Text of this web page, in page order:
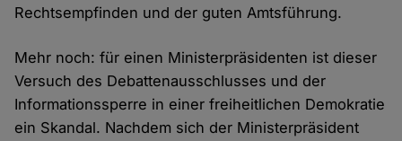
Rechtsempfinden und der guten Amtsführung.
Mehr noch: für einen Ministerpräsidenten ist dieser
Versuch des Debattenausschlusses und der
Informationssperre in einer freiheitlichen Demokratie
ein Skandal. Nachdem sich der Ministerpräsident